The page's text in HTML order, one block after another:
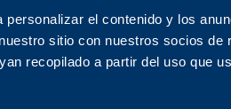
personalizar el contenido y los
sitio con nuestros socios
recopilado a partir del uso que